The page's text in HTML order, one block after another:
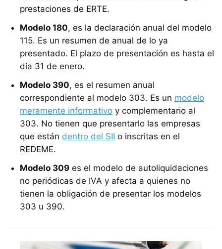
prestaciones de ERTE.
Modelo 180, es la declaración anual del modelo
115. Es un resumen de anual de lo ya
presentado. El plazo de presentación es hasta el
día 31 de enero.
Modelo 390, es el resumen anual
correspondiente al modelo 303. Es un modelo
meramente informativo y complementario al
303. No tienen que presentarlo las empresas
que están dentro del SII o inscritas en el
REDEME.
Modelo 309 es el modelo de autoliquidaciones
no periódicas de IVA y afecta a quienes no
tienen la obligación de presentar los modelos
303 u 390.